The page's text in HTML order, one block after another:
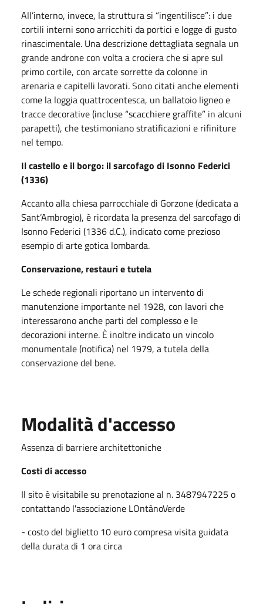
All’interno, invece, la struttura si “ingentilisce”: i due
cortili interni sono arricchiti da portici e logge di gusto
rinascimentale. Una descrizione dettagliata segnala un
grande androne con volta a crociera che si apre sul
primo cortile, con arcate sorrette da colonne in
arenaria e capitelli lavorati. Sono citati anche elementi
come la loggia quattrocentesca, un ballatoio ligneo e
tracce decorative (incluse “scacchiere graffite” in alcuni
parapetti), che testimoniano stratificazioni e rifiniture
nel tempo.
Il castello e il borgo: il sarcofago di Isonno Federici
(1336)
Accanto alla chiesa parrocchiale di Gorzone (dedicata a
Sant’Ambrogio), è ricordata la presenza del sarcofago di
Isonno Federici (1336 d.C.), indicato come prezioso
esempio di arte gotica lombarda.
Conservazione, restauri e tutela
Le schede regionali riportano un intervento di
manutenzione importante nel 1928, con lavori che
interessarono anche parti del complesso e le
decorazioni interne. È inoltre indicato un vincolo
monumentale (notifica) nel 1979, a tutela della
conservazione del bene.
Modalità d'accesso
Assenza di barriere architettoniche
Costi di accesso
Il sito è visitabile su prenotazione al n. 3487947225 o
contattando l'associazione LOntànoVerde
- costo del biglietto 10 euro compresa visita guidata
della durata di 1 ora circa